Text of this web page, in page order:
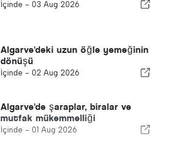
İçinde - 03 Aug 2026
Algarve'deki uzun öğle yemeğinin
dönüşü
İçinde - 02 Aug 2026
Algarve'de şaraplar, biralar ve
mutfak mükemmelliği
İçinde - 01 Aug 2026